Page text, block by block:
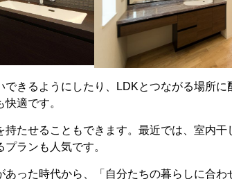
きるようにしたり、 LDKとつながる場所
適です。
たせることもできます。最近では、室内
ランも人気です。
あった時代から、「自分たちの暮らしに合